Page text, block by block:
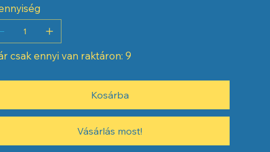
csak ennyi van raktáron: 9
Kosárba
Vásárlás most!